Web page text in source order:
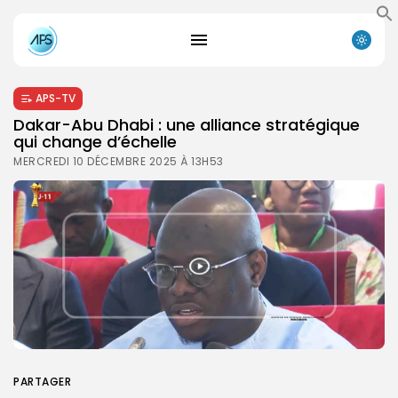
APS-TV
Dakar-Abu Dhabi : une alliance stratégique
qui change d’échelle
MERCREDI 10 DÉCEMBRE 2025 À 13H53
PARTAGER